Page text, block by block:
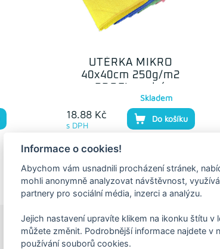
UTĚRKA MIKRO
40x40cm 250g/m2
18.88 Kč
s DPH
Skladem
Do košíku
FAKTURAČNÍ ADRESA
Informace o cookies!
Abychom vám usnadnili procházení stránek,
mohli anonymně analyzovat návštěvnost,
partnery pro sociální média, inzerci a analýzu.
Jejich nastavení upravíte klikem na ikonku štítu
můžete změnit. Podrobnější informace najdete v
používání souborů cookies.